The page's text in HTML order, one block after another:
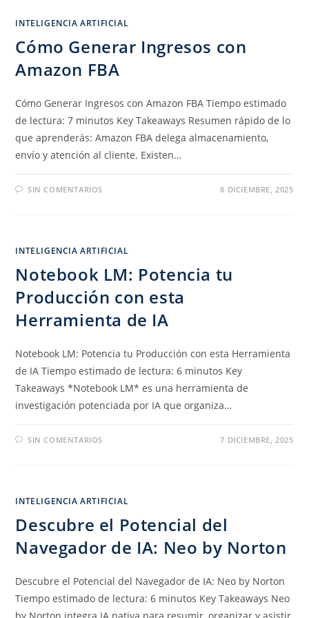
INTELIGENCIA ARTIFICIAL
Cómo Generar Ingresos con
Amazon FBA
Cómo Generar Ingresos con Amazon FBA Tiempo estimado
de lectura: 7 minutos Key Takeaways Resumen rápido de lo
que aprenderás: Amazon FBA delega almacenamiento,
envío y atención al cliente. Existen…
SIN COMENTARIOS 8 DICIEMBRE, 2025
INTELIGENCIA ARTIFICIAL
Notebook LM: Potencia tu
Producción con esta
Herramienta de IA
Notebook LM: Potencia tu Producción con esta Herramienta
de IA Tiempo estimado de lectura: 6 minutos Key
Takeaways *Notebook LM* es una herramienta de
investigación potenciada por IA que organiza…
SIN COMENTARIOS 7 DICIEMBRE, 2025
INTELIGENCIA ARTIFICIAL
Descubre el Potencial del
Navegador de IA: Neo by Norton
Descubre el Potencial del Navegador de IA: Neo by Norton
Tiempo estimado de lectura: 6 minutos Key Takeaways Neo